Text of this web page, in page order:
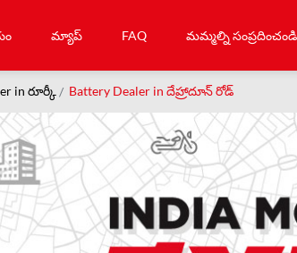
మ్యాప్ FAQ మమ్మల్ని సంప్రదించండి
in రూర్కీ Battery Dealer in దేహ్రాదూన్ రోడ్